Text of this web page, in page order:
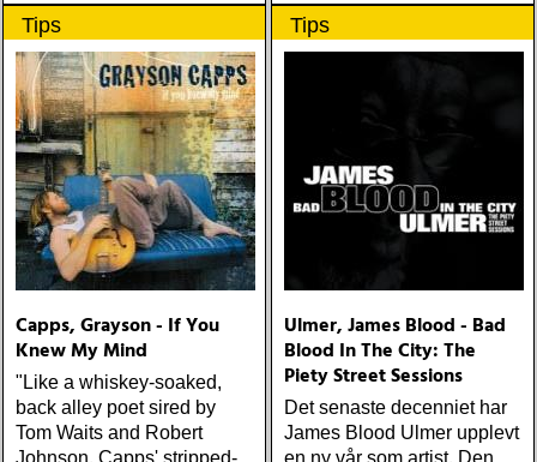
Tips
Capps, Grayson - If You
Knew My Mind
"Like a whiskey-soaked,
back alley poet sired by
Tom Waits and Robert
Johnson, Capps' stripped-
Tips
Ulmer, James Blood - Bad
Blood In The City: The
Piety Street Sessions
Det senaste decenniet har
James Blood Ulmer upplevt
en ny vår som artist. Den